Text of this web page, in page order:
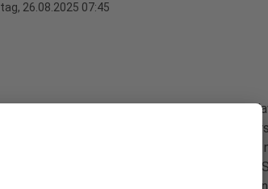
26.08.2025 07:45
der Geschichte stammt aus Deutschland.
(Sachsen-Anhalt) geboren und lebt
Gründern lud Karim am 23. April 2005
einem Besuch bei den Elefanten im Zoo von